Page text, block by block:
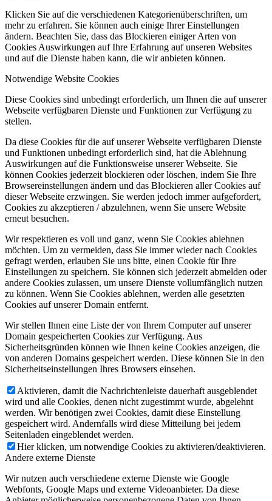
Klicken Sie auf die verschiedenen Kategorienüberschriften, um
mehr zu erfahren. Sie können auch einige Ihrer Einstellungen
ändern. Beachten Sie, dass das Blockieren einiger Arten von
Cookies Auswirkungen auf Ihre Erfahrung auf unseren Websites
und auf die Dienste haben kann, die wir anbieten können.
Notwendige Website Cookies
Diese Cookies sind unbedingt erforderlich, um Ihnen die auf unserer
Webseite verfügbaren Dienste und Funktionen zur Verfügung zu
stellen.
Da diese Cookies für die auf unserer Webseite verfügbaren Dienste
und Funktionen unbedingt erforderlich sind, hat die Ablehnung
Auswirkungen auf die Funktionsweise unserer Webseite. Sie
können Cookies jederzeit blockieren oder löschen, indem Sie Ihre
Browsereinstellungen ändern und das Blockieren aller Cookies auf
dieser Webseite erzwingen. Sie werden jedoch immer aufgefordert,
Cookies zu akzeptieren / abzulehnen, wenn Sie unsere Website
erneut besuchen.
Wir respektieren es voll und ganz, wenn Sie Cookies ablehnen
möchten. Um zu vermeiden, dass Sie immer wieder nach Cookies
gefragt werden, erlauben Sie uns bitte, einen Cookie für Ihre
Einstellungen zu speichern. Sie können sich jederzeit abmelden oder
andere Cookies zulassen, um unsere Dienste vollumfänglich nutzen
zu können. Wenn Sie Cookies ablehnen, werden alle gesetzten
Cookies auf unserer Domain entfernt.
Wir stellen Ihnen eine Liste der von Ihrem Computer auf unserer
Domain gespeicherten Cookies zur Verfügung. Aus
Sicherheitsgründen können wie Ihnen keine Cookies anzeigen, die
von anderen Domains gespeichert werden. Diese können Sie in den
Sicherheitseinstellungen Ihres Browsers einsehen.
Aktivieren, damit die Nachrichtenleiste dauerhaft ausgeblendet
wird und alle Cookies, denen nicht zugestimmt wurde, abgelehnt
werden. Wir benötigen zwei Cookies, damit diese Einstellung
gespeichert wird. Andernfalls wird diese Mitteilung bei jedem
Seitenladen eingeblendet werden.
Hier klicken, um notwendige Cookies zu aktivieren/deaktivieren.
Andere externe Dienste
Wir nutzen auch verschiedene externe Dienste wie Google
Webfonts, Google Maps und externe Videoanbieter. Da diese